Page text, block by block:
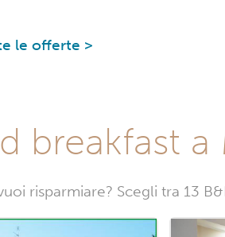
le offerte >
breakfast a
risparmiare? Scegli tra 13